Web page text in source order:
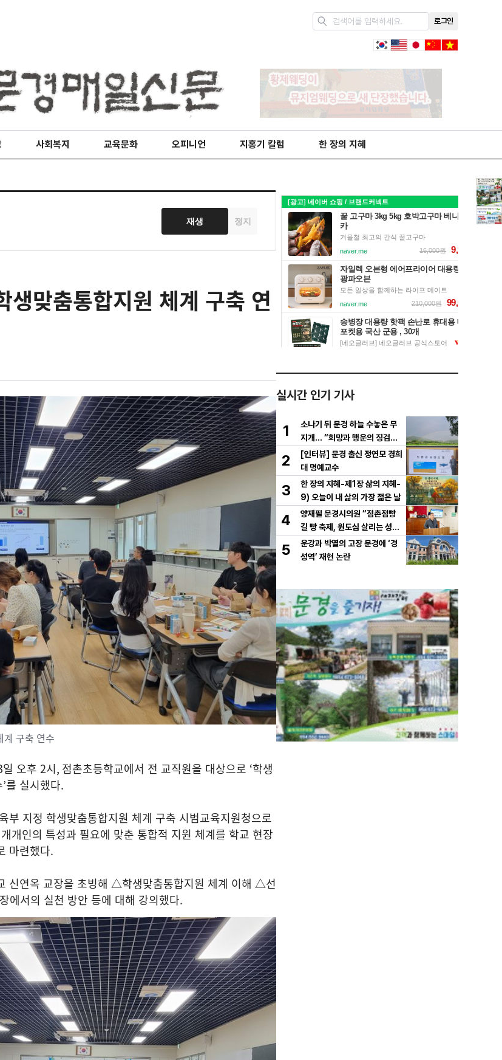
로그인
사회복지 교육문화 오피니언 지홍기 칼럼 한 장의 지혜
재생 정지
생맞춤통합지원 체계 구축 연
계 구축 연수
일 오후 2시, 점촌초등학교에서 전 교직원을 대상으로 ‘학생
’를 실시했다.
부 지정 학생맞춤통합지원 체계 구축 시범교육지원청으로
개인의 특성과 필요에 맞춘 통합적 지원 체계를 학교 현장
마련했다.
신연옥 교장을 초빙해 △학생맞춤통합지원 체계 이해 △선
에서의 실천 방안 등에 대해 강의했다.
실시간 인기 기사
1
소나기 뒤 문경 하늘 수놓은 무
지개… “희망과 행운의 징검다
리”
2
[인터뷰] 문경 출신 정연모 경희
대 명예교수
3
한 장의 지혜-제1장 삶의 지혜-
9) 오늘이 내 삶의 가장 젊은 날
4
양재필 문경시의원 “점촌점빵
길 빵 축제, 원도심 살리는 성장
전략으로 키워야”
5
운강과 박열의 고장 문경에 ‘경
성역’ 재현 논란